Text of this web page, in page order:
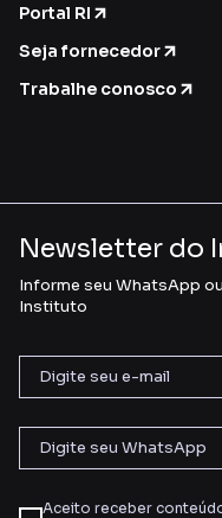
Portal RI
Seja fornecedor
Trabalhe conosco
Newsletter do
Informe seu WhatsApp
Instituto
Aceito receber